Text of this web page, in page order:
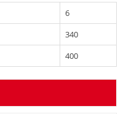
6
340
400